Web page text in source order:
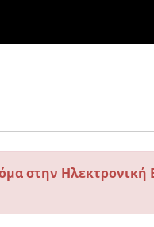
στην Ηλεκτρονική